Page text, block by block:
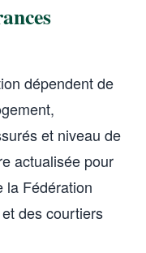
dépendent de
et niveau de
actualisée pour
la Fédération
des courtiers